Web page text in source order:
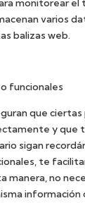
monitorear el
varios
balizas web.
funcionales
que
y que
sigan
te
manera, no
información